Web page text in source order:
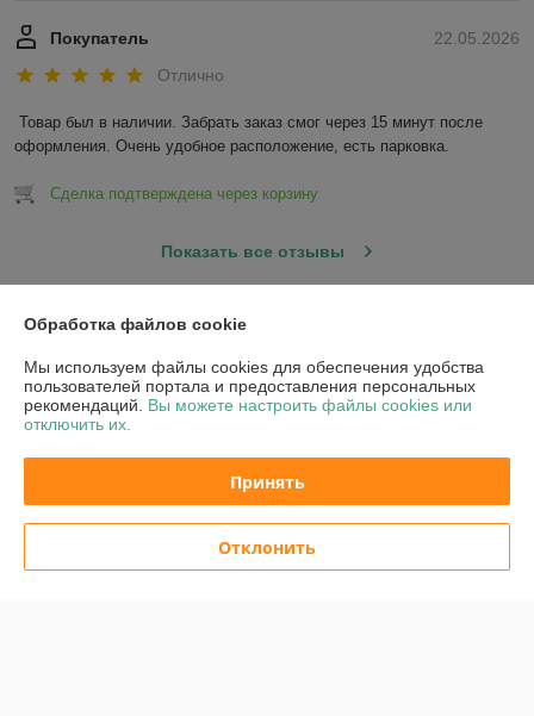
22.05.2026
Покупатель
Отлично
Товар был в наличии. Забрать заказ смог через 15 минут после
оформления. Очень удобное расположение, есть парковка.
Сделка подтверждена через корзину
Показать все отзывы
О нас
Контакты
График работы
Обработка файлов cookie
Мы используем файлы cookies для обеспечения удобства
пользователей портала и предоставления персональных
рекомендаций. Вы можете настроить файлы cookies или
отключить их.
Принять
Отклонить